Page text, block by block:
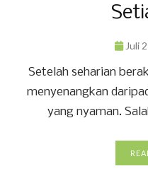
Juli
Setelah seharian
menyenangkan
yang nyaman.